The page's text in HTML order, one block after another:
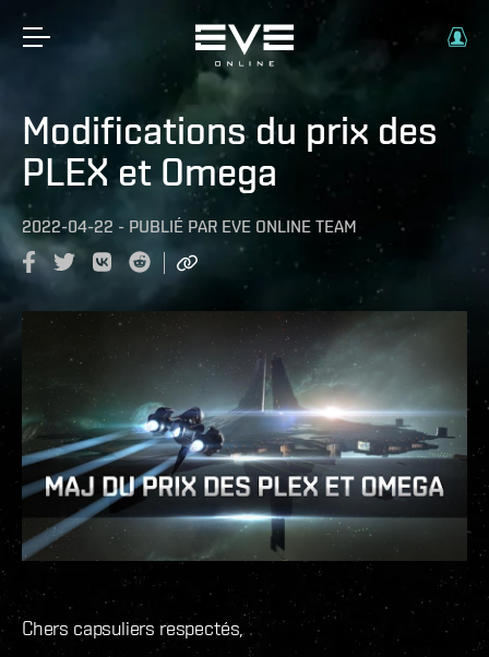
Modifications du prix des
PLEX et Omega
2022-04-22 - PUBLIÉ PAR EVE ONLINE TEAM
Chers capsuliers respectés,